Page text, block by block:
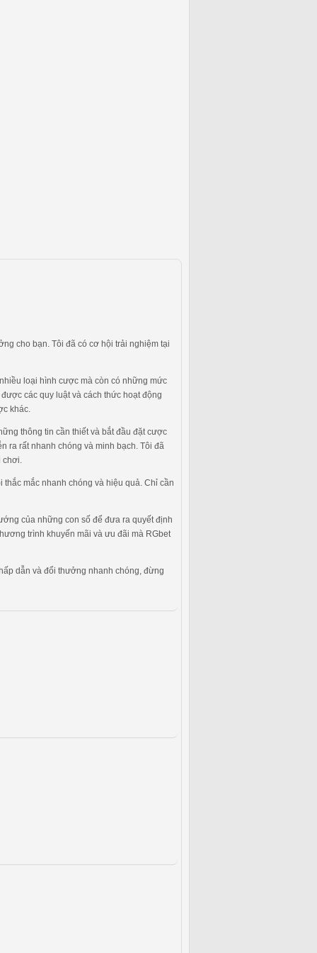
cho bạn. Tôi đã có cơ hội trải nghiệm tại
loại hình cược mà còn có những mức
các quy luật và cách thức hoạt động
khác.
thông tin cần thiết và bắt đầu đặt cược
ra rất nhanh chóng và minh bạch. Tôi đã
mắc nhanh chóng và hiệu quả. Chỉ cần
của những con số để đưa ra quyết định
trình khuyến mãi và ưu đãi mà RGbet
dẫn và đổi thưởng nhanh chóng, đừng